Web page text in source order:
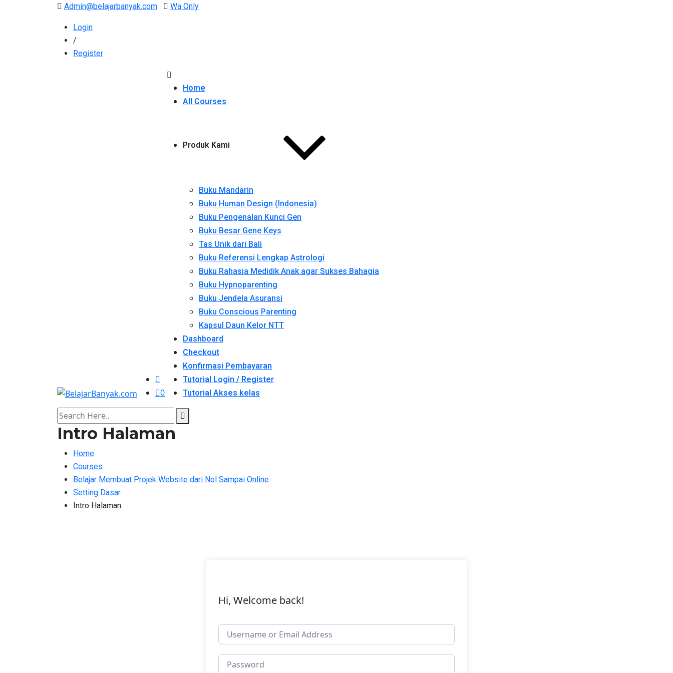
Admin@belajarbanyak.com Wa Only
Login
/
Register
0
Home
All Courses
Produk Kami
Buku Mandarin
Buku Human Design (Indonesia)
Buku Pengenalan Kunci Gen
Buku Besar Gene Keys
Tas Unik dari Bali
Buku Referensi Lengkap Astrologi
Buku Rahasia Medidik Anak agar Sukses Bahagia
Buku Hypnoparenting
Buku Jendela Asuransi
Buku Conscious Parenting
Kapsul Daun Kelor NTT
Dashboard
Checkout
Konfirmasi Pembayaran
Tutorial Login / Register
Tutorial Akses kelas
Intro Halaman
Home
Courses
Belajar Membuat Projek Website dari Nol Sampai Online
Setting Dasar
Intro Halaman
Hi, Welcome back!